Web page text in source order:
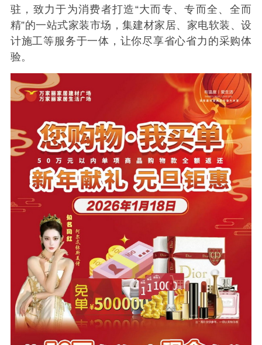
驻，致力于为消费者打造“大而专、专而全、全而
精”的一站式家装市场，集建材家居、家电软装、设
计施工等服务于一体，让你尽享省心省力的采购体
验。